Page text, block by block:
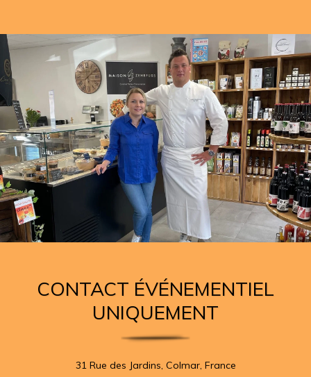
CONTACT ÉVÉNEMENTIEL
UNIQUEMENT
31 Rue des Jardins, Colmar, France